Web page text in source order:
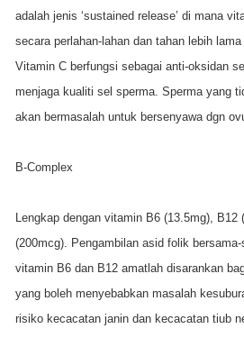
adalah jenis ‘sustained release’ di mana
secara perlahan-lahan dan tahan lebih
Vitamin C berfungsi sebagai anti-oksidan
menjaga kualiti sel sperma. Sperma yang
akan bermasalah untuk bersenyawa dgn
B-Complex
Lengkap dengan vitamin B6 (13.5mg),
(200mcg). Pengambilan asid folik
vitamin B6 dan B12 amatlah disarankan
yang boleh menyebabkan masalah
risiko kecacatan janin dan kecacatan tiub